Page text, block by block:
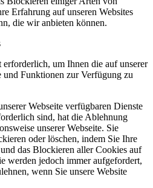
Erfahrung auf unseren Websites
die wir anbieten können.
um Ihnen die auf unserer
und Funktionen zur Verfügung zu
Webseite verfügbaren Dienste
sind, hat die Ablehnung
unserer Webseite. Sie
oder löschen, indem Sie Ihre
das Blockieren aller Cookies auf
werden jedoch immer aufgefordert,
wenn Sie unsere Website